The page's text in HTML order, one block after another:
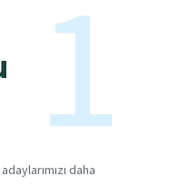
1
daha